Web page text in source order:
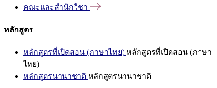
คณะและสำนักวิชา
หลักสูตร
หลักสูตรที่เปิดสอน (ภาษาไทย) หลักสูตรที่เปิดสอน (ภาษา
ไทย)
หลักสูตรนานาชาติ หลักสูตรนานาชาติ